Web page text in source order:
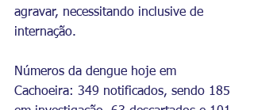
agravar, necessitando inclusive de
internação.
Números da dengue hoje em
Cachoeira: 349 notificados, sendo 185